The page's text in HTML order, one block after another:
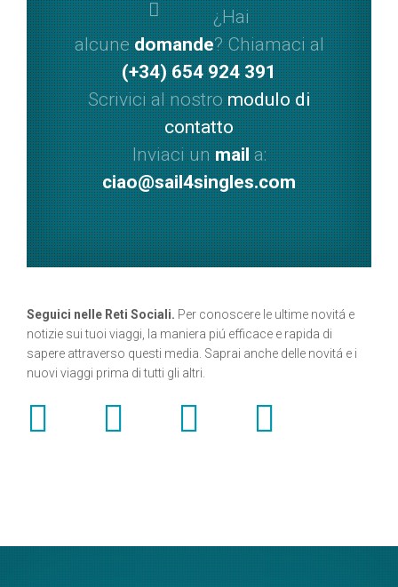
¿Hai
alcunedomande? Chiamaci al
(+34) 654 924 391
Scrivici al nostromodulo di
contatto
Inviaci unmaila:
ciao@sail4singles.com
Seguici nelle Reti Sociali. Per conoscere le ultime novitá e
notizie sui tuoi viaggi, la maniera piú efficace e rapida di
sapere attraverso questi media. Saprai anche delle novitá e i
nuovi viaggi prima di tutti gli altri.